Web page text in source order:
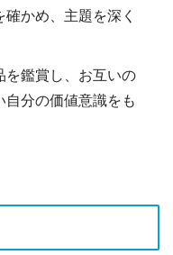
かめ、主題を深く
を鑑賞し、お互いの
分の価値意識をも